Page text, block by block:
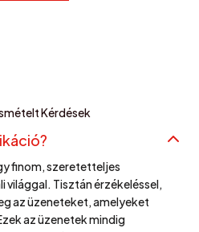
Kérdések
finom, szeretetteljes
Tisztán érzékeléssel,
az üzeneteket, amelyeket
az üzenetek mindig